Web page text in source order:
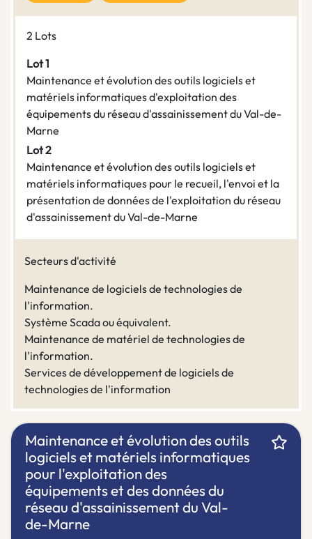
2 Lots
Lot 1
Maintenance et évolution des outils logiciels et
matériels informatiques d'exploitation des
équipements du réseau d'assainissement du Val-de-
Marne
Lot 2
Maintenance et évolution des outils logiciels et
matériels informatiques pour le recueil, l'envoi et la
présentation de données de l'exploitation du réseau
d'assainissement du Val-de-Marne
Secteurs d'activité
Maintenance de logiciels de technologies de
l'information.
Système Scada ou équivalent.
Maintenance de matériel de technologies de
l'information.
Services de développement de logiciels de
technologies de l'information
Maintenance et évolution des outils
logiciels et matériels informatiques
pour l'exploitation des
équipements et des données du
réseau d'assainissement du Val-
de-Marne